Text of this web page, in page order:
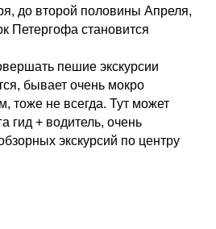
до второй половины Апреля,
Петергофа становится
пешие экскурсии
бывает очень мокро
тоже не всегда. Тут может
гид + водитель, очень
экскурсий по центру